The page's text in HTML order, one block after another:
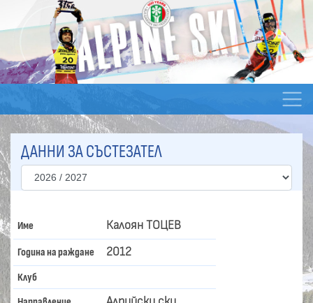
ДАННИ ЗА СЪСТЕЗАТЕЛ
Име Калоян ТОЦЕВ
Година на раждане 2012
Клуб